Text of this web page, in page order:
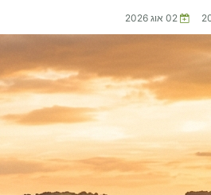
02 אוג 2026